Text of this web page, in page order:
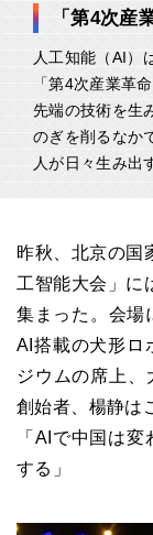
「第4次産
人工知能（AI）
「第4次産業革
先端の技術を生
のぎを削るなか
人が日々生み出
昨秋、北京の国
工智能大会」に
集まった。会場
AI搭載の犬形ロ
ジウムの席上
創始者、楊静は
「AIで中国は
する」